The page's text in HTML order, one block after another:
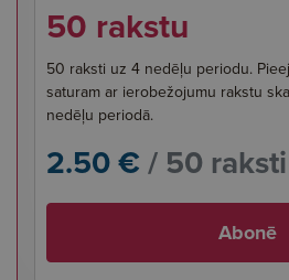
50 rakstu
50 raksti uz 4 nedēļu periodu.
saturam ar ierobežojumu rakstu
nedēļu periodā.
2.50 €/ 50
Abonē